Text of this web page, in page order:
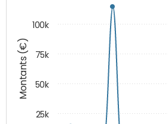
Montants (€)
25k
50k
75k
100k